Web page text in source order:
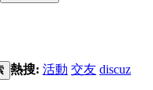
熱搜: 活動 交友 discuz